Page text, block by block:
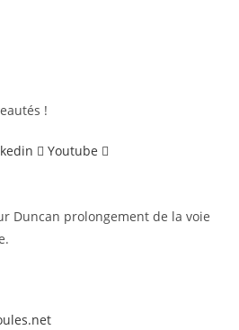
!
Youtube
Duncan prolongement de la voie